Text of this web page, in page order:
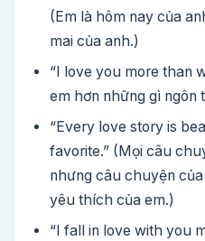
(Em là hôm nay của
mai của anh.)
“I love you more than
em hơn những gì ngôn
“Every love story is
favorite.” (Mọi câu
nhưng câu chuyện
yêu thích của em.)
“I fall in love with you